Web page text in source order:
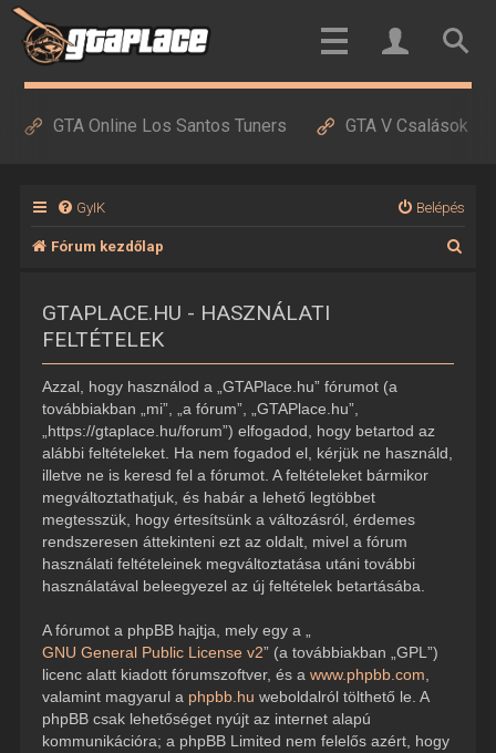
GTA Online Los Santos Tuners GTA V Csalások
GyIK Belépés
Fórum kezdőlap
GTAPLACE.HU - HASZNÁLATI
FELTÉTELEK
Azzal, hogy használod a „GTAPlace.hu” fórumot (a
továbbiakban „mi”, „a fórum”, „GTAPlace.hu”,
„https://gtaplace.hu/forum”) elfogadod, hogy betartod az
alábbi feltételeket. Ha nem fogadod el, kérjük ne használd,
illetve ne is keresd fel a fórumot. A feltételeket bármikor
megváltoztathatjuk, és habár a lehető legtöbbet
megtesszük, hogy értesítsünk a változásról, érdemes
rendszeresen áttekinteni ezt az oldalt, mivel a fórum
használati feltételeinek megváltoztatása utáni további
használatával beleegyezel az új feltételek betartásába.
A fórumot a phpBB hajtja, mely egy a „
GNU General Public License v2” (a továbbiakban „GPL”)
licenc alatt kiadott fórumszoftver, és a www.phpbb.com
valamint magyarul a phpbb.hu weboldalról tölthető le. A
phpBB csak lehetőséget nyújt az internet alapú
kommunikációra; a phpBB Limited nem felelős azért, hogy